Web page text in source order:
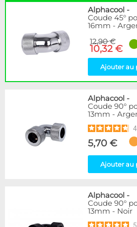
Alphacool -
Coude 45°
16mm -
12,90 €
10,32 €
Ajouter au
Alphacool -
Coude 90°
13mm -
5,70 €
Ajouter au
Alphacool -
Coude 90°
13mm - Noir